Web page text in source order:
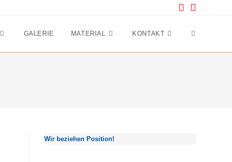
GALERIE MATERIAL KONTAKT Website-
Wir beziehen Position!